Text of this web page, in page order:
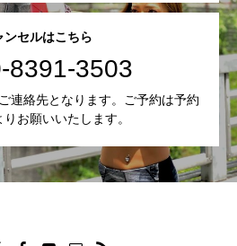
ンセルはこちら
8391-3503
連絡先となります。ご予約は予約
お願いいたします。